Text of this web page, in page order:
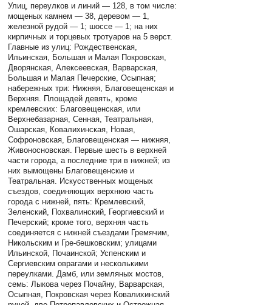
Улиц, переулков и линий — 128, в том числе:
мощеных камнем — 38, деревом — 1,
железной рудой — 1; шоссе — 1; на них
кирпичных и торцевых тротуаров на 5 верст.
Главные из улиц: Рождественская,
Ильинская, Большая и Малая Покровская,
Дворянская, Алексеевская, Варварская,
Большая и Малая Печерские, Осыпная;
набережных три: Нижняя, Благовещенская и
Верхняя. Площадей девять, кроме
кремлевских: Благовещенская, или
Верхнебазарная, Сенная, Театральная,
Ошарская, Ковалихинская, Новая,
Софроновская, Благовещенская — нижняя,
Живоносновская. Первые шесть в верхней
части города, а последние три в нижней; из
них вымощены Благовещенские и
Театральная. Искусственных мощеных
съездов, соединяющих верхнюю часть
города с нижней, пять: Кремлевский,
Зеленский, Похвалинский, Георгиевский и
Печерский; кроме того, верхняя часть
соединяется с нижней съездами Гремячим,
Никольским и Гре-бешковским; улицами
Ильинской, Почаинской; Успенским и
Сергиевским оврагами и несколькими
переулками. Дамб, или земляных мостов,
семь: Лыкова через Почайну, Варварская,
Осыпная, Покровская через Ковалихинский